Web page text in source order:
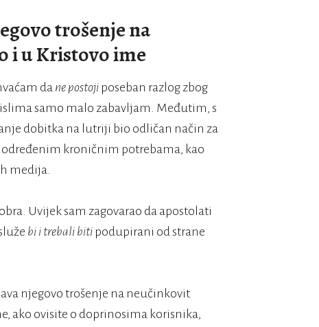
trošenje na
i u Kristovo ime
da ne postoji poseban razlog zbog
samo malo zabavljam. Međutim, s
dobitka na lutriji bio odličan način za
kroničnim potrebama, kao
medija.
Uvijek sam zagovarao da apostolati
bi i trebali biti podupirani od strane
njegovo trošenje na neučinkovit
ako ovisite o doprinosima korisnika,